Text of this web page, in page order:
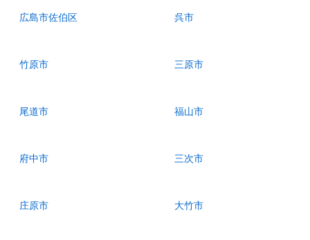
広島市佐伯区 呉市
竹原市 三原市
尾道市 福山市
府中市 三次市
庄原市 大竹市